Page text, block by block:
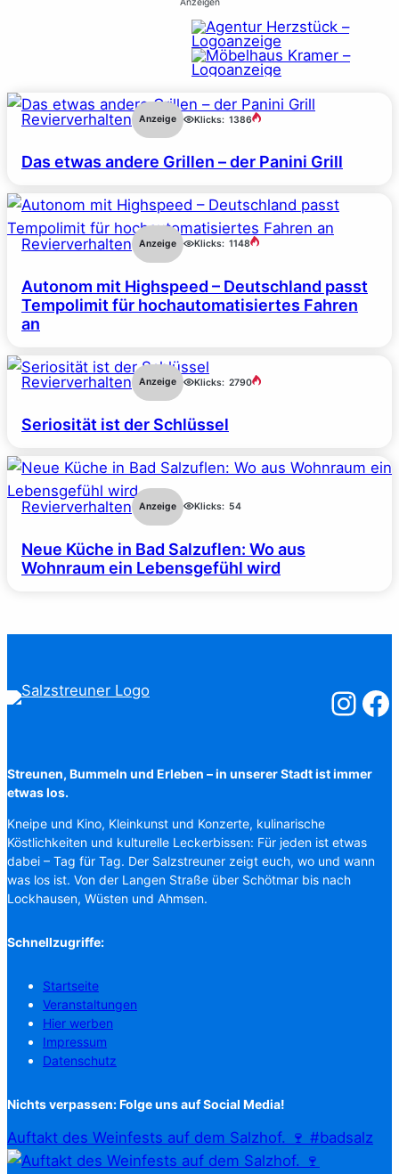
Anzeigen
Revierverhalten Anzeige Klicks: 1386
Das etwas andere Grillen – der Panini Grill
Revierverhalten Anzeige Klicks: 1148
Autonom mit Highspeed – Deutschland passt
Tempolimit für hochautomatisiertes Fahren
an
Revierverhalten Anzeige Klicks: 2790
Seriosität ist der Schlüssel
Revierverhalten Anzeige Klicks: 54
Neue Küche in Bad Salzuflen: Wo aus
Wohnraum ein Lebensgefühl wird
Streunen, Bummeln und Erleben – in unserer Stadt ist immer
etwas los.
Kneipe und Kino, Kleinkunst und Konzerte, kulinarische
Köstlichkeiten und kulturelle Leckerbissen: Für jeden ist etwas
dabei – Tag für Tag. Der Salzstreuner zeigt euch, wo und wann
was los ist. Von der Langen Straße über Schötmar bis nach
Lockhausen, Wüsten und Ahmsen.
Schnellzugriffe:
Startseite
Veranstaltungen
Hier werben
Impressum
Datenschutz
Nichts verpassen: Folge uns auf Social Media!
Auftakt des Weinfests auf dem Salzhof. 🍷 #badsalz